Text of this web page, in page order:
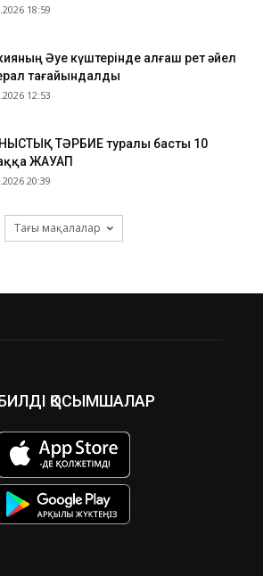
18:59
Әуе күштерінде алғаш рет әйел
тағайындалды
12:53
ТӘРБИЕ туралы басты 10
ЖАУАП
20:39
Тағы мақалалар
ҚОСЫМШАЛАР